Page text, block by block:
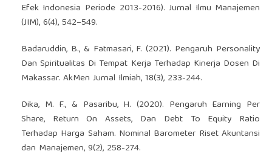
Efek Indonesia Periode 2013-2016). Jurnal Ilmu Manajemen
(JIM), 6(4), 542–549.
Badaruddin, B., & Fatmasari, F. (2021). Pengaruh Personality
Dan Spiritualitas Di Tempat Kerja Terhadap Kinerja Dosen Di
Makassar. AkMen Jurnal Ilmiah, 18(3), 233-244.
Dika, M. F., & Pasaribu, H. (2020). Pengaruh Earning Per
Share, Return On Assets, Dan Debt To Equity Ratio
Terhadap Harga Saham. Nominal Barometer Riset Akuntansi
dan Manajemen, 9(2), 258-274.